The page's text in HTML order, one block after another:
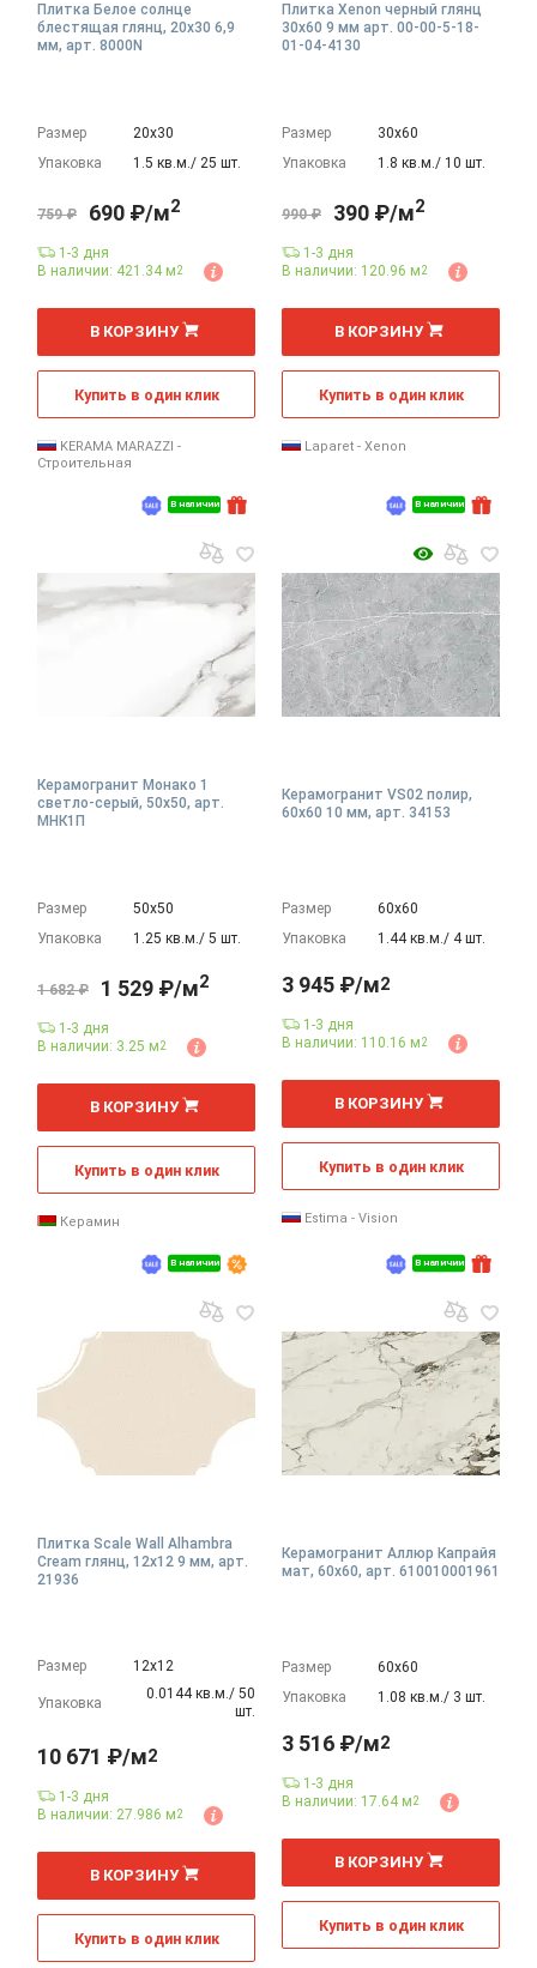
Плитка Белое солнце
блестящая глянц, 20x30 6,9
мм, арт. 8000N
Размер
20х30
Упаковка
1.5 кв.м./ 25 шт.
В наличии
759 ₽ 690 ₽/м2
1-3 дня
В наличии: 421.34 м2
м
В КОРЗИНУ
Купить в один клик
KERAMA MARAZZI -
Строительная
Плитка Xenon черный глянц
30x60 9 мм арт. 00-00-5-18-
01-04-4130
Размер
30х60
Упаковка
1.8 кв.м./ 10 шт.
В наличии
990 ₽ 390 ₽/м2
1-3 дня
В наличии: 120.96 м2
м
В КОРЗИНУ
Купить в один клик
Laparet - Xenon
Керамогранит Монако 1
светло-серый, 50x50, арт.
МНК1П
Размер
50х50
Упаковка
1.25 кв.м./ 5 шт.
В наличии
1 682 ₽ 1 529 ₽/м2
1-3 дня
В наличии: 3.25 м2
м
В КОРЗИНУ
Купить в один клик
Керамин
Керамогранит VS02 полир,
60x60 10 мм, арт. 34153
Размер
60х60
Упаковка
1.44 кв.м./ 4 шт.
В наличии
3 945 ₽/м2
1-3 дня
В наличии: 110.16 м2
м
В КОРЗИНУ
Купить в один клик
Estima - Vision
Плитка Scale Wall Alhambra
Cream глянц, 12x12 9 мм, арт.
21936
Размер 12х12
Упаковка
0.0144 кв.м./ 50
шт.
10 671 ₽/м2
1-3 дня
В наличии: 27.986 м2
м
В КОРЗИНУ
Купить в один клик
Керамогранит Аллюр Капрайя
мат, 60x60, арт. 610010001961
Размер
60х60
Упаковка
1.08 кв.м./ 3 шт.
3 516 ₽/м2
1-3 дня
В наличии: 17.64 м2
м
В КОРЗИНУ
Купить в один клик